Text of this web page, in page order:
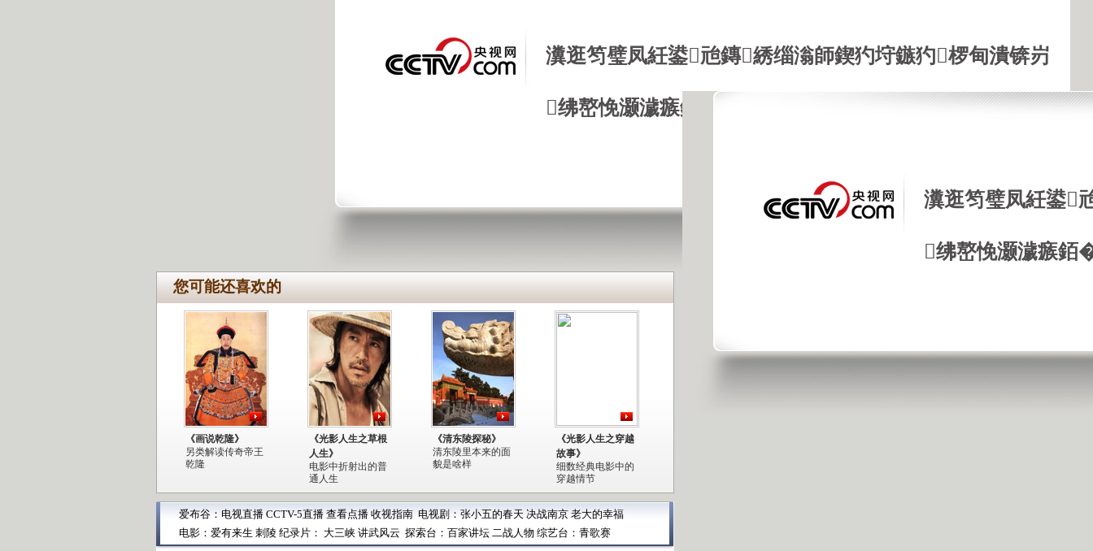
瀵逛笉璧凤紝鍙兘鏄綉缁滃師鍥犳垨鏃犳椤甸潰锛岃
绋嶅悗灏濊瘯銆�
您可能还喜欢的
《画说乾隆》
另类解读传奇帝王
乾隆
《光影人生之草根
人生》
电影中折射出的普
通人生
《清东陵探秘》
清东陵里本来的面
貌是啥样
《光影人生之穿越
故事》
细数经典电影中的
穿越情节
爱布谷： 电视直播 CCTV-5直播 查看点播 收视指南 电视剧： 张小五的春天 决战南京 老大的幸福
电影： 爱有来生 刺陵 纪录片： 大三峡 讲武风云 探索台： 百家讲坛 二战人物 综艺台： 青歌赛
瀵逛笉璧凤紝鍙
绋嶅悗灏濊瘯銆